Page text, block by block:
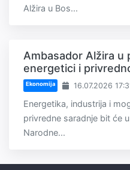
Alžira u Bos...
Ambasador Alžira u
energetici i
Ekonomija 16.07.2026
Energetika, industrija i
privredne saradnje bit će
Narodne...